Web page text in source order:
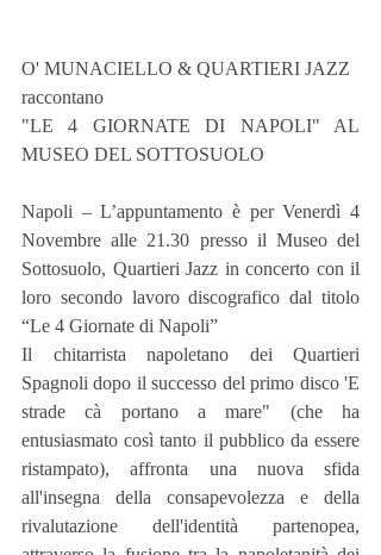
O' MUNACIELLO & QUARTIERI JAZZ
raccontano
"LE 4 GIORNATE DI NAPOLI" AL
MUSEO DEL SOTTOSUOLO
Napoli – L’appuntamento è per Venerdì 4
Novembre alle 21.30 presso il Museo del
Sottosuolo, Quartieri Jazz in concerto con il
loro secondo lavoro discografico dal titolo
“Le 4 Giornate di Napoli”
Il chitarrista napoletano dei Quartieri
Spagnoli dopo il successo del primo disco 'E
strade cà portano a mare" (che ha
entusiasmato così tanto il pubblico da essere
ristampato), affronta una nuova sfida
all'insegna della consapevolezza e della
rivalutazione dell'identità partenopea,